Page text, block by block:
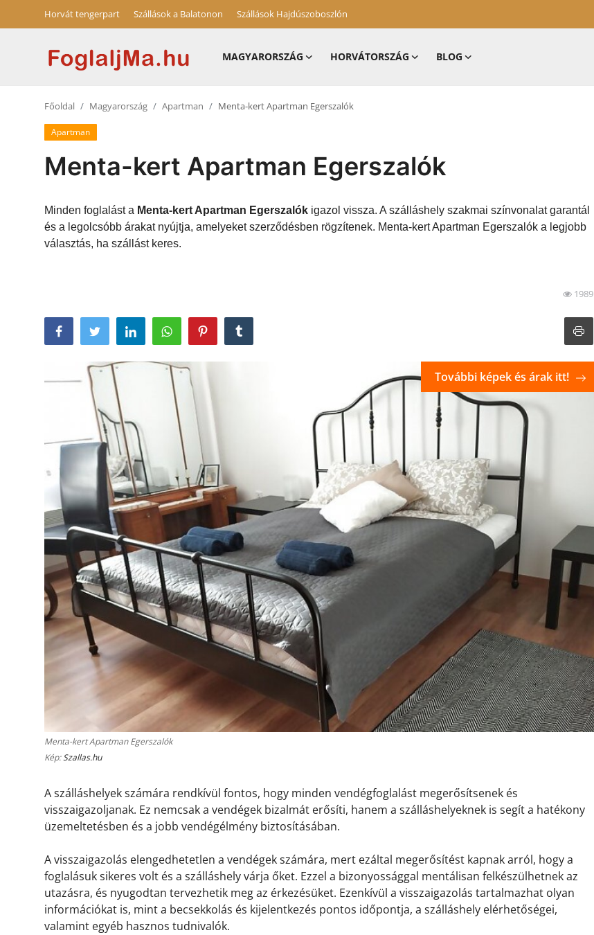
Horvát tengerpart Szállások a Balatonon Szállások Hajdúszoboszlón
MAGYARORSZÁG HORVÁTORSZÁG BLOG
Szállások a Balatonon
Szállások Hajdúszoboszlón
Főoldal Magyarország Apartman Menta-kert Apartman Egerszalók
Apartman
Menta-kert Apartman Egerszalók
Minden foglalást a Menta-kert Apartman Egerszalók igazol vissza. A szálláshely szakmai színvonalat garantál
és a legolcsóbb árakat nyújtja, amelyeket szerződésben rögzítenek. Menta-kert Apartman Egerszalók a legjobb
választás, ha szállást keres.
1989
Menta-kert Apartman Egerszalók
Kép:Szallas.hu
További képek és árak itt!
A szálláshelyek számára rendkívül fontos, hogy minden vendégfoglalást megerősítsenek és
visszaigazoljanak. Ez nemcsak a vendégek bizalmát erősíti, hanem a szálláshelyeknek is segít a hatékony
üzemeltetésben és a jobb vendégélmény biztosításában.
A visszaigazolás elengedhetetlen a vendégek számára, mert ezáltal megerősítést kapnak arról, hogy a
foglalásuk sikeres volt és a szálláshely várja őket. Ezzel a bizonyossággal mentálisan felkészülhetnek az
utazásra, és nyugodtan tervezhetik meg az érkezésüket. Ezenkívül a visszaigazolás tartalmazhat olyan
információkat is, mint a becsekkolás és kijelentkezés pontos időpontja, a szálláshely elérhetőségei,
valamint egyéb hasznos tudnivalók.